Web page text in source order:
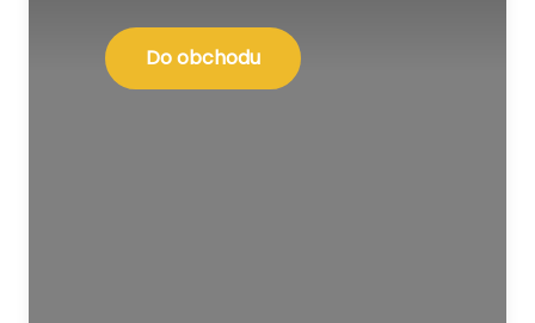
Do obchodu